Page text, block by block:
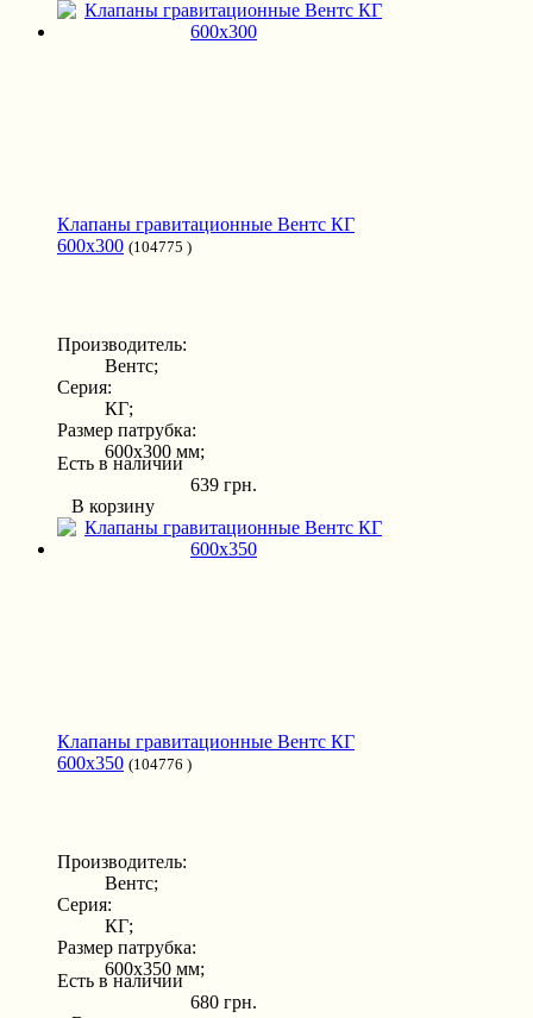
Клапаны гравитационные Вентс КГ
600x300 (104775 )
Производитель:
Вентс;
Серия:
КГ;
Размер патрубка:
600x300 мм;
Есть в наличии
639 грн.
В корзину
Клапаны гравитационные Вентс КГ
600x350 (104776 )
Производитель:
Вентс;
Серия:
КГ;
Размер патрубка:
600x350 мм;
Есть в наличии
680 грн.